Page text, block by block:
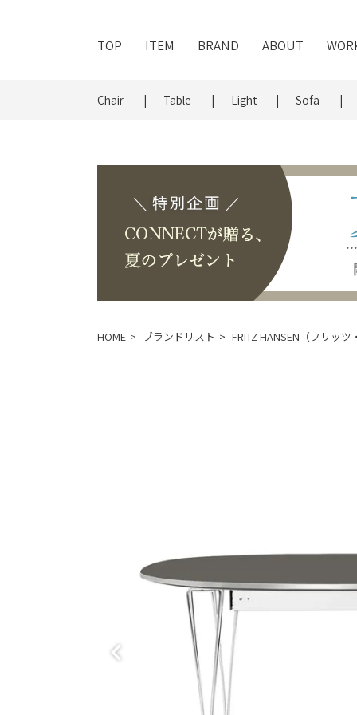
TOP ITEM BRAND ABOUT
Chair Table Light Sofa
HOME ブランドリスト FRITZ HANSEN（フリッ